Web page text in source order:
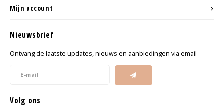
Mijn account
Nieuwsbrief
Ontvang de laatste updates, nieuws en aanbiedingen via email
Volg ons